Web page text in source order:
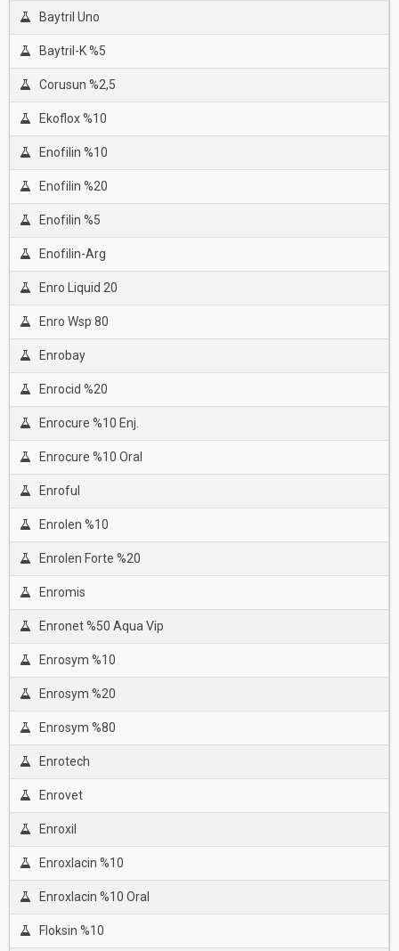
Baytril Uno
Baytril-K %5
Corusun %2,5
Ekoflox %10
Enofilin %10
Enofilin %20
Enofilin %5
Enofilin-Arg
Enro Liquid 20
Enro Wsp 80
Enrobay
Enrocid %20
Enrocure %10 Enj.
Enrocure %10 Oral
Enroful
Enrolen %10
Enrolen Forte %20
Enromis
Enronet %50 Aqua Vip
Enrosym %10
Enrosym %20
Enrosym %80
Enrotech
Enrovet
Enroxil
Enroxlacin %10
Enroxlacin %10 Oral
Floksin %10